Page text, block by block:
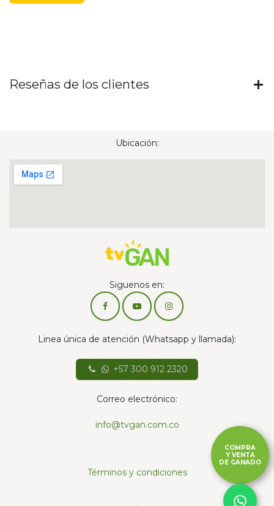
Reseñas de los clientes
Ubicación:
Siguenos en:
Linea única de atención (Whatsapp y llamada):
+57 300 912 2320
Correo electrónico:
info@tvgan.com.co
Términos y condiciones
COMPRA
Y VENTA
DE GANADO